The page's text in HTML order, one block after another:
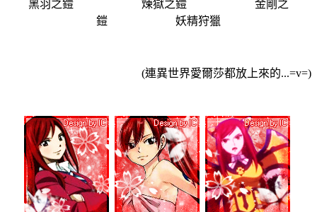
黑羽之鎧 煉獄之鎧 金剛之
鎧 妖精狩獵
(連異世界愛爾莎都放上來的...=v=)